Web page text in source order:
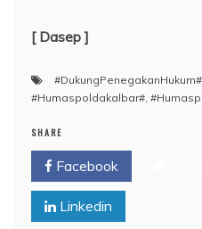
[ Dasep ]
#DukungPenegakanHukum#
#Humaspoldakalbar#
SHARE
Facebook
Linkedin